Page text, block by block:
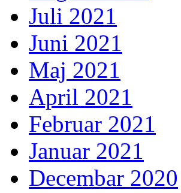
Juli 2021
Juni 2021
Maj 2021
April 2021
Februar 2021
Januar 2021
Decembar 2020